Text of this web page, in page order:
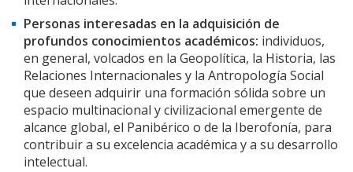
Personas interesadas en la adquisición de
profundos conocimientos académicos: individuos,
en general, volcados en la Geopolítica, la Historia, las
Relaciones Internacionales y la Antropología Social
que deseen adquirir una formación sólida sobre un
espacio multinacional y civilizacional emergente de
alcance global, el Panibérico o de la Iberofonía, para
contribuir a su excelencia académica y a su desarrollo
intelectual.